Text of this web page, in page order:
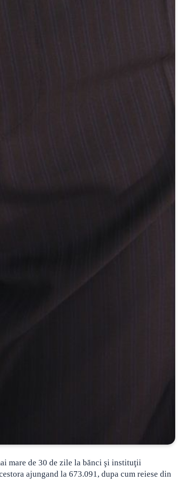
mare de 30 de zile la bănci şi instituţii
ajungand la 673.091, dupa cum reiese din